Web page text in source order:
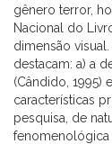
gênero terror,
Nacional do
dimensão
destacam: a) a
(Cândido, 1995)
características
pesquisa, de
fenomenológica